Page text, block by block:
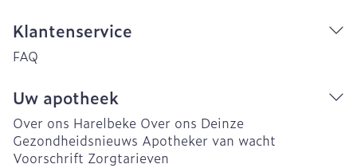
Klantenservice
FAQ
Uw apotheek
Over ons Harelbeke Over ons Deinze
Gezondheidsnieuws Apotheker van wacht
Voorschrift Zorgtarieven